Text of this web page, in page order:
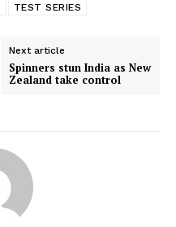
TEST SERIES
Next article
Spinners stun India as New
Zealand take control